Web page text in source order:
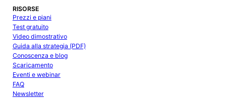
RISORSE
Prezzi e piani
Test gratuito
Video dimostrativo
Guida alla strategia (PDF)
Conoscenza e blog
Scaricamento
Eventi e webinar
FAQ
Newsletter